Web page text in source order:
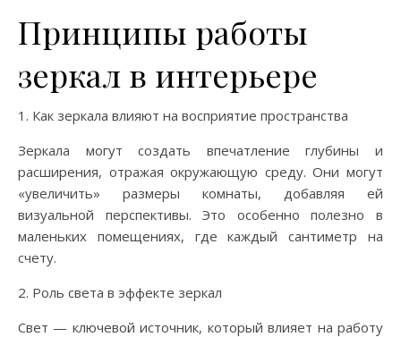
Принципы работы
зеркал в интерьере
1. Как зеркала влияют на восприятие пространства
Зеркала могут создать впечатление глубины и
расширения, отражая окружающую среду. Они могут
«увеличить» размеры комнаты, добавляя ей
визуальной перспективы. Это особенно полезно в
маленьких помещениях, где каждый сантиметр на
счету.
2. Роль света в эффекте зеркал
Свет — ключевой источник, который влияет на работу